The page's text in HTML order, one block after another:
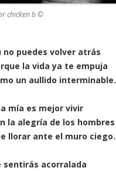
chicken b ©
no puedes volver atrás
la vida ya te empuja
un aullido interminable.
mía es mejor vivir
la alegría de los hombres
llorar ante el muro ciego.
sentirás acorralada